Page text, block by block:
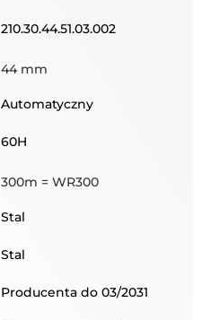
210.30.44.51.03.002
44 mm
Automatyczny
60H
300m = WR300
Stal
Stal
Producenta do 03/2031